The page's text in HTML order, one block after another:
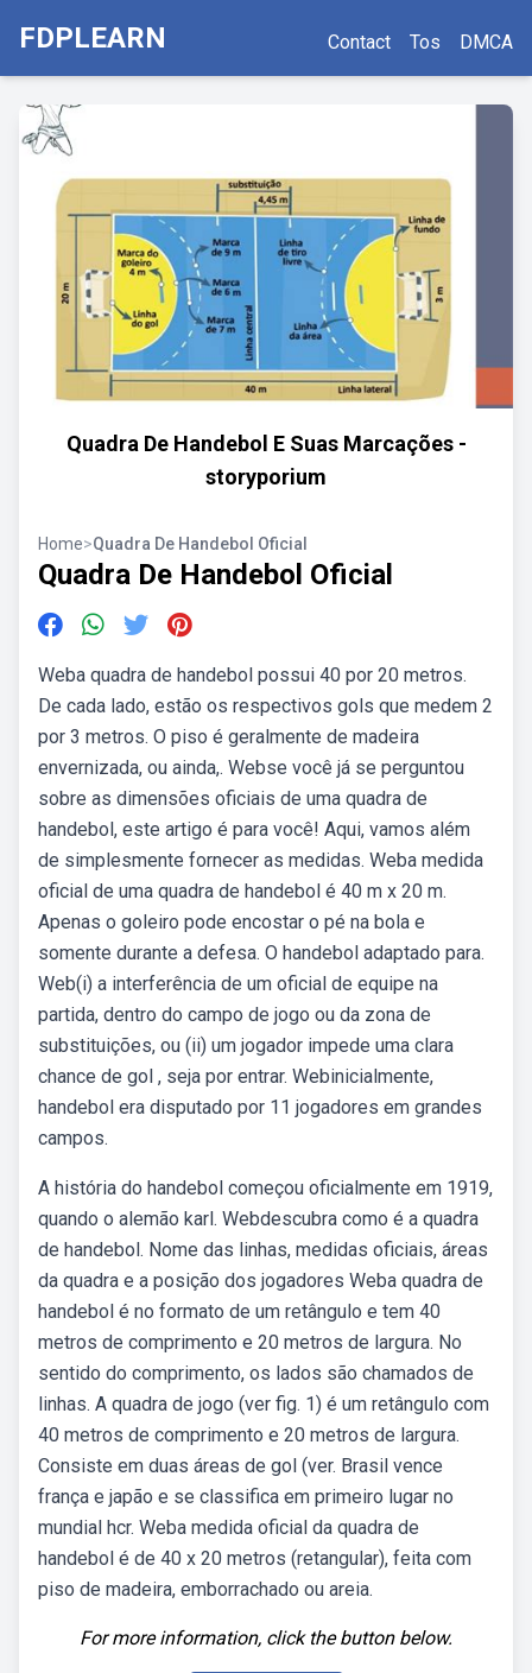
FDPLEARN Contact Tos DMCA
Quadra De Handebol E Suas Marcações -
storyporium
Home>Quadra De Handebol Oficial
Quadra De Handebol Oficial
Weba quadra de handebol possui 40 por 20 metros.
De cada lado, estão os respectivos gols que medem 2
por 3 metros. O piso é geralmente de madeira
envernizada, ou ainda,. Webse você já se perguntou
sobre as dimensões oficiais de uma quadra de
handebol, este artigo é para você! Aqui, vamos além
de simplesmente fornecer as medidas. Weba medida
oficial de uma quadra de handebol é 40 m x 20 m.
Apenas o goleiro pode encostar o pé na bola e
somente durante a defesa. O handebol adaptado para.
Web(i) a interferência de um oficial de equipe na
partida, dentro do campo de jogo ou da zona de
substituições, ou (ii) um jogador impede uma clara
chance de gol , seja por entrar. Webinicialmente,
handebol era disputado por 11 jogadores em grandes
campos.
A história do handebol começou oficialmente em 1919,
quando o alemão karl. Webdescubra como é a quadra
de handebol. Nome das linhas, medidas oficiais, áreas
da quadra e a posição dos jogadores Weba quadra de
handebol é no formato de um retângulo e tem 40
metros de comprimento e 20 metros de largura. No
sentido do comprimento, os lados são chamados de
linhas. A quadra de jogo (ver fig. 1) é um retângulo com
40 metros de comprimento e 20 metros de largura.
Consiste em duas áreas de gol (ver. Brasil vence
frança e japão e se classifica em primeiro lugar no
mundial hcr. Weba medida oficial da quadra de
handebol é de 40 x 20 metros (retangular), feita com
piso de madeira, emborrachado ou areia.
For more information, click the button below.